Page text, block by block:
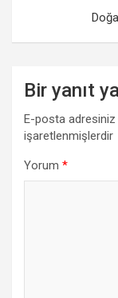
Bir yanıt
E-posta adresiniz
işaretlenmişlerdir
Yorum *